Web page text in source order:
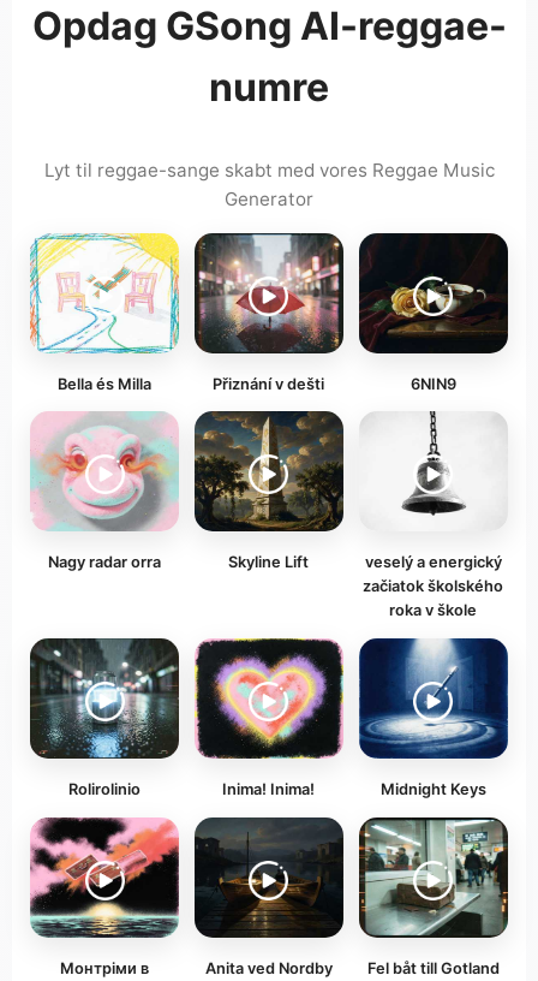
Opdag GSong AI-reggae-
numre
Lyt til reggae-sange skabt med vores Reggae Music
Generator
Bella és Milla Přiznání v dešti 6NIN9
Nagy radar orra Skyline Lift
veselý a energický
začiatok školského
roka v škole
Rolirolinio Inima! Inima! Midnight Keys
Монтріми в
Anita ved Nordby
Fel båt till Gotland